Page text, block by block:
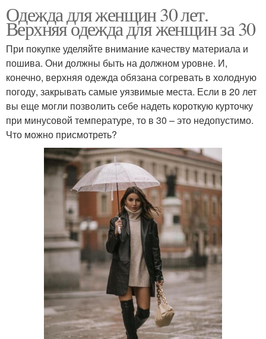
Одежда для женщин 30 лет.
Верхняя одежда для женщин за 30
При покупке уделяйте внимание качеству материала и
пошива. Они должны быть на должном уровне. И,
конечно, верхняя одежда обязана согревать в холодную
погоду, закрывать самые уязвимые места. Если в 20 лет
вы еще могли позволить себе надеть короткую курточку
при минусовой температуре, то в 30 – это недопустимо.
Что можно присмотреть?